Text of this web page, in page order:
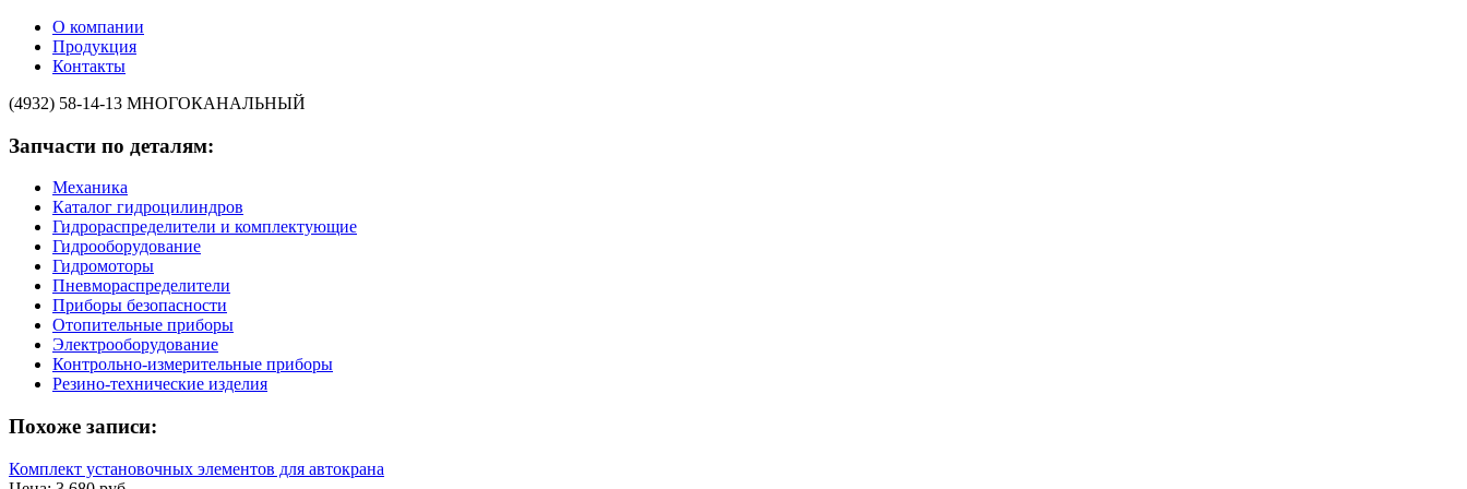
О компании
Продукция
Контакты
(4932) 58-14-13 МНОГОКАНАЛЬНЫЙ
Запчасти по деталям:
Механика
Каталог гидроцилиндров
Гидрораспределители и комплектующие
Гидрооборудование
Гидромоторы
Пневмораспределители
Приборы безопасности
Отопительные приборы
Электрооборудование
Контрольно-измерительные приборы
Резино-технические изделия
Похоже записи:
Комплект установочных элементов для автокрана